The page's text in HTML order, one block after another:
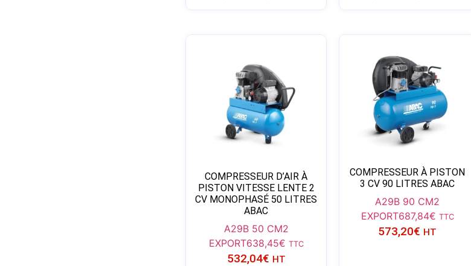
COMPRESSEUR D’AIR À
PISTON VITESSE LENTE 2
CV MONOPHASÉ 50 LITRES
ABAC
A29B 50 CM2
EXPORT638,45€ TTC
532,04€ HT
COMPRESSEUR À PISTON
3 CV 90 LITRES ABAC
A29B 90 CM2
EXPORT687,84€ TTC
573,20€ HT